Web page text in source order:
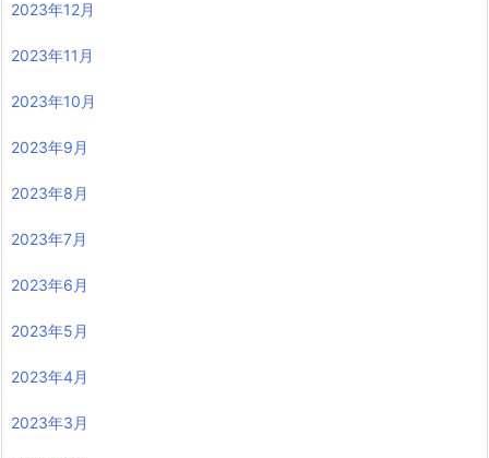
2023年12月
2023年11月
2023年10月
2023年9月
2023年8月
2023年7月
2023年6月
2023年5月
2023年4月
2023年3月